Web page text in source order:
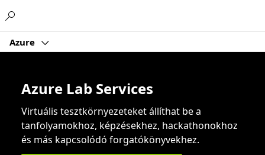
Azure
Azure Lab Services
Virtuális tesztkörnyezeteket állíthat be a
tanfolyamokhoz, képzésekhez, hackathonokhoz
és más kapcsolódó forgatókönyvekhez.